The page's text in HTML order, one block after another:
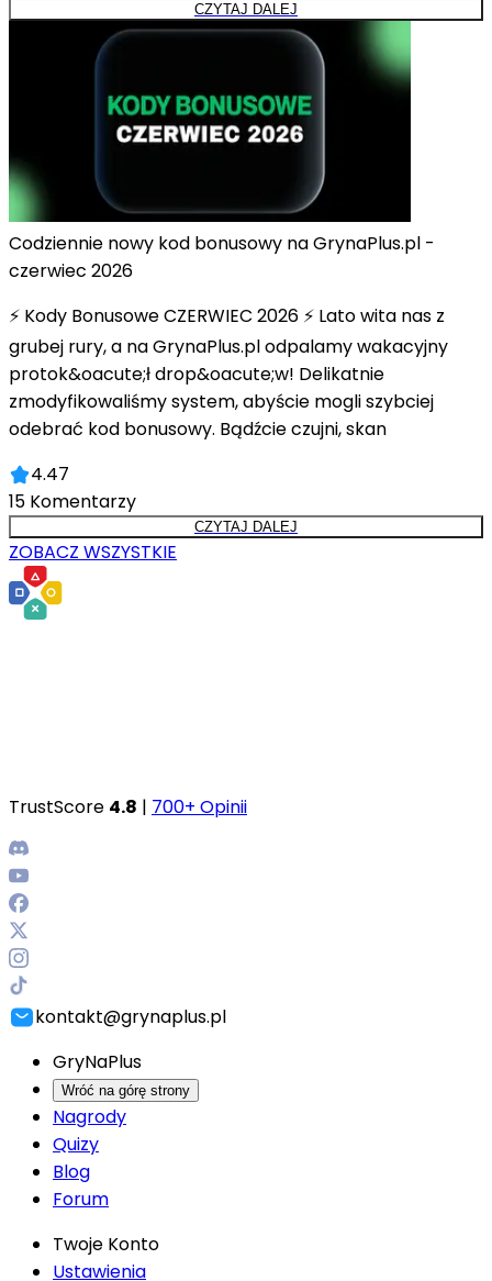
CZYTAJ DALEJ
Codziennie nowy kod bonusowy na GrynaPlus.pl -
czerwiec 2026
⚡ Kody Bonusowe CZERWIEC 2026 ⚡ Lato wita nas z
grubej rury, a na GrynaPlus.pl odpalamy wakacyjny
protok&oacute;ł drop&oacute;w! Delikatnie
zmodyfikowaliśmy system, abyście mogli szybciej
odebrać kod bonusowy. Bądźcie czujni, skan
4.47
15 Komentarzy
CZYTAJ DALEJ
ZOBACZ WSZYSTKIE
TrustScore 4.8 | 700+ Opinii
kontakt@grynaplus.pl
GryNaPlus
Wróć na górę strony
Nagrody
Quizy
Blog
Forum
Twoje Konto
Ustawienia